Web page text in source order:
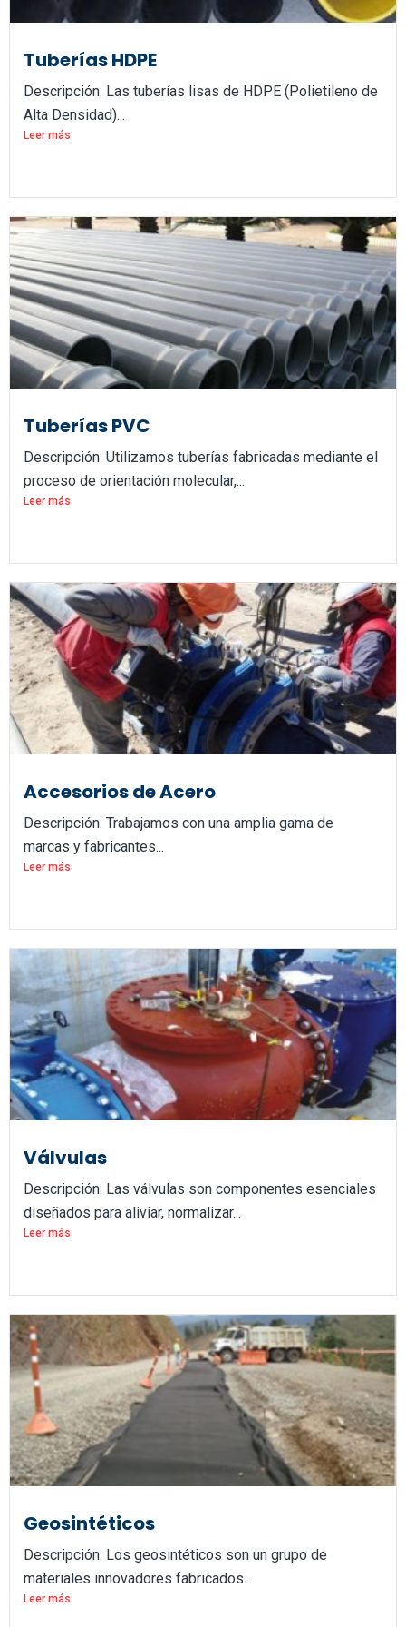
Tuberías HDPE
Descripción: Las tuberías lisas de HDPE (Polietileno de
Alta Densidad)...
Leer más
Tuberías PVC
Descripción: Utilizamos tuberías fabricadas mediante el
proceso de orientación molecular,...
Leer más
Accesorios de Acero
Descripción: Trabajamos con una amplia gama de
marcas y fabricantes...
Leer más
Válvulas
Descripción: Las válvulas son componentes esenciales
diseñados para aliviar, normalizar...
Leer más
Geosintéticos
Descripción: Los geosintéticos son un grupo de
materiales innovadores fabricados...
Leer más